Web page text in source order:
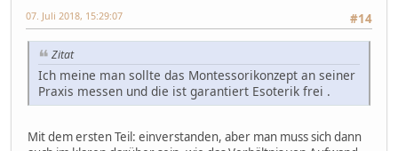
#14
07. Juli 2018, 15:29:07
Zitat
Ich meine man sollte das Montessorikonzept an seiner
Praxis messen und die ist garantiert Esoterik frei .
Mit dem ersten Teil: einverstanden, aber man muss sich dann